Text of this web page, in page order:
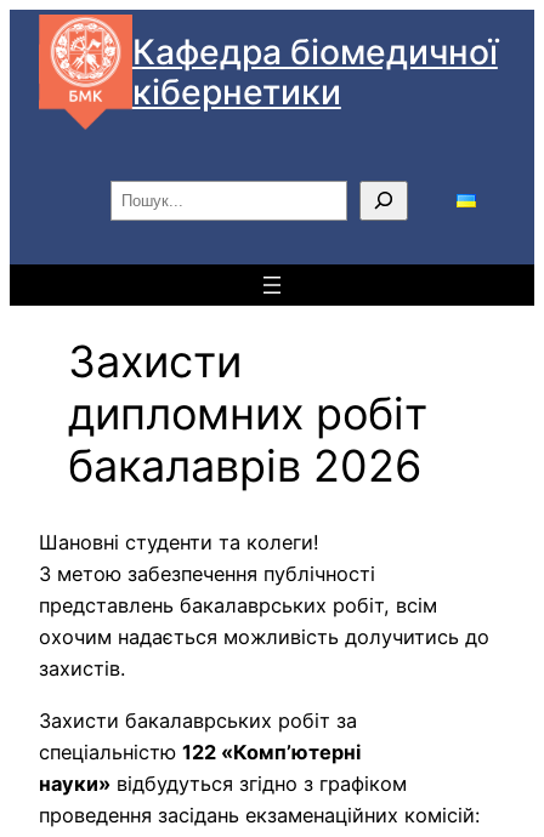
Перейти
вмісту
Кафедра біомедичної
кібернетики
П
о
Захисти
дипломних робіт
бакалаврів 2026
Шановні студенти та колеги!
З метою забезпечення публічності
представлень бакалаврських робіт, всім
охочим надається можливість долучитись до
захистів.
Захисти бакалаврських робіт за
спеціальністю 122 «Компʼютерні
науки» відбудуться згідно з графіком
проведення засідань екзаменаційних комісій: